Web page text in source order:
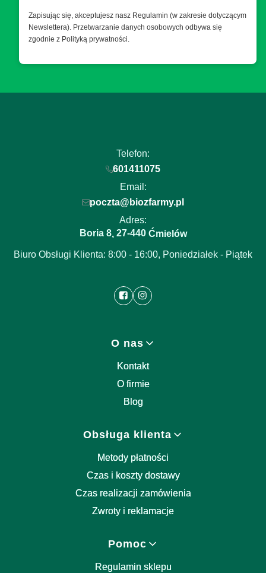
Zapisując się, akceptujesz nasz Regulamin (w zakresie dotyczącym
Newslettera). Przetwarzanie danych osobowych odbywa się
zgodnie z Polityką prywatności.
Telefon:
601411075
Email:
poczta@biozfarmy.pl
Adres:
Boria 8, 27-440Ćmielów
Biuro Obsługi Klienta: 8:00 - 16:00, Poniedziałek - Piątek
O nas
Kontakt
O firmie
Blog
Obsługa klienta
Metody płatności
Czas i koszty dostawy
Czas realizacji zamówienia
Zwroty i reklamacje
Pomoc
Regulamin sklepu